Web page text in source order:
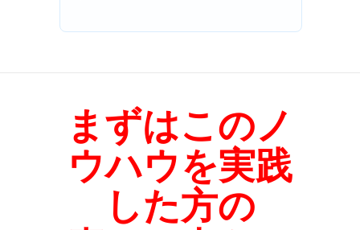
まずはこのノ
ウハウを実践
した方の